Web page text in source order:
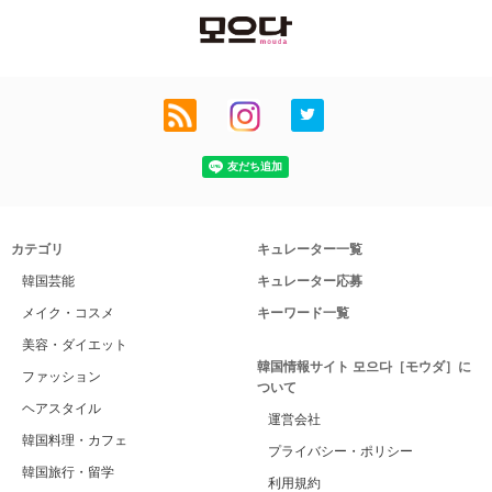
カテゴリ
韓国芸能
メイク・コスメ
美容・ダイエット
ファッション
ヘアスタイル
韓国料理・カフェ
韓国旅行・留学
キュレーター一覧
キュレーター応募
キーワード一覧
韓国情報サイト 모으다［モウダ］に
ついて
運営会社
プライバシー・ポリシー
利用規約